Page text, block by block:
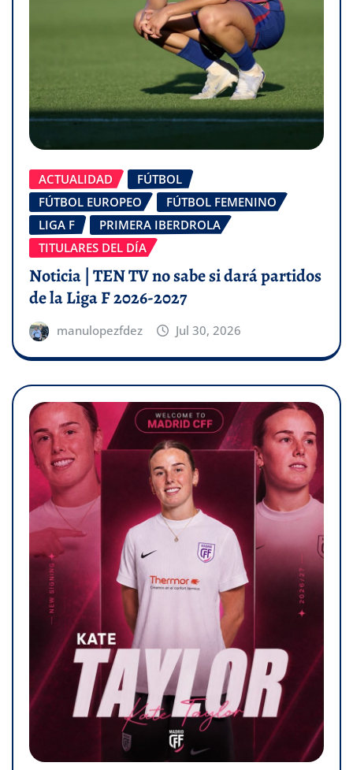
ACTUALIDAD
FÚTBOL
FÚTBOL EUROPEO
FÚTBOL FEMENINO
LIGA F
PRIMERA IBERDROLA
TITULARES DEL DÍA
Noticia | TEN TV no sabe si dará partidos
de la Liga F 2026-2027
manulopezfdez Jul 30, 2026